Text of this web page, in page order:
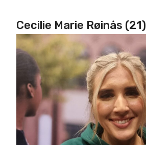
Cecilie Marie Røinås (21)